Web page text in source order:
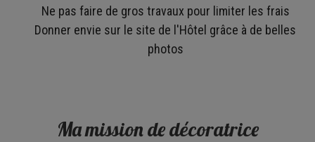
Ne pas faire de gros travaux pour limiter les frais
Donner envie sur le site de l'Hôtel grâce à de belles
photos
Ma mission de décoratrice